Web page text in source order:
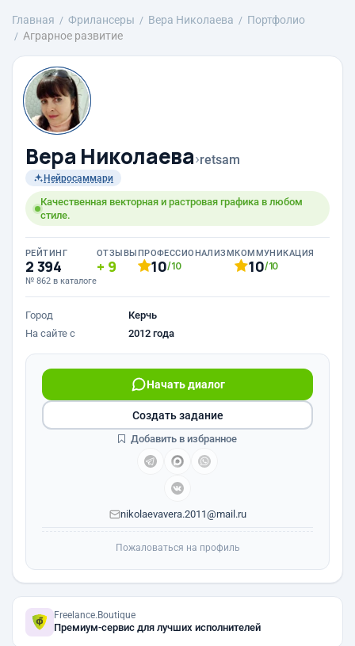
Главная Фрилансеры Вера Николаева
Портфолио
Аграрное развитие
Вера Николаева›retsam
Нейросаммари
Качественная векторная и растровая графика в любом
стиле.
РЕЙТИНГ
2 394
№ 862 в каталоге
ОТЗЫВЫ
9
ПРОФЕССИОНАЛИЗМ
10/10
КОММУНИКАЦИЯ
10/10
Город
Керчь
На сайте с
2012 года
Начать диалог
nikolaevavera.2011@mail.ru
Создать задание
Добавить в избранное
Пожаловаться на профиль
Freelance.Boutique
Премиум-сервис для лучших исполнителей